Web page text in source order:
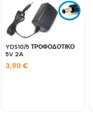
YDS10/5 ΤΡΟΦΟΔΟΤΙΚΟ
5V 2A
3,90 €